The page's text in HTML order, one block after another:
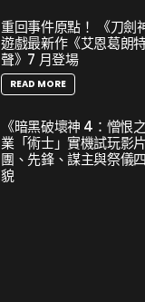
重回事件原點！ 《刀劍
遊戲最新作《艾恩葛朗
聲》7 月登場
READ MORE
《暗黑破壞神 4：憎恨
業「術士」實機試玩影
團、先鋒、謀主與祭儀
貌